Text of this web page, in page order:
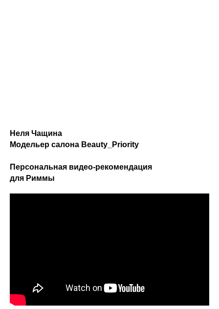
Неля Чащина
Модельер салона Beauty_Priority
Персональная видео-рекомендация
для Риммы